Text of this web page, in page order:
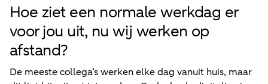
Hoe ziet een normale werkdag er
voor jou uit, nu wij werken op
afstand?
De meeste collega’s werken elke dag vanuit huis, maar